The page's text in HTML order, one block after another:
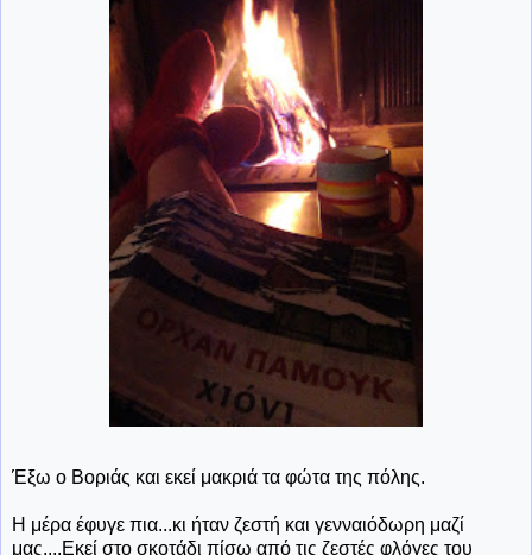
Έξω ο Βοριάς και εκεί μακριά τα φώτα της πόλης.
Η μέρα έφυγε πια...κι ήταν ζεστή και γενναιόδωρη μαζί
μας....Εκεί στο σκοτάδι πίσω από τις ζεστές φλόγες του